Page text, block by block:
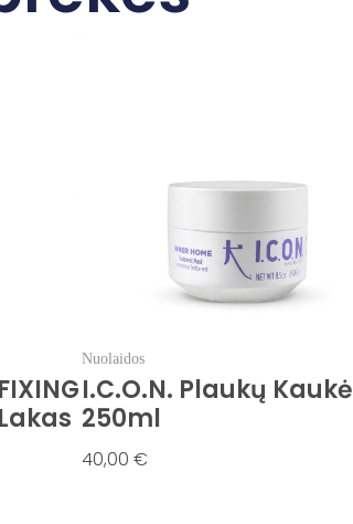
Nuolaidos
I.C.O.N. Plaukų Kaukė
250ml
40,00 €